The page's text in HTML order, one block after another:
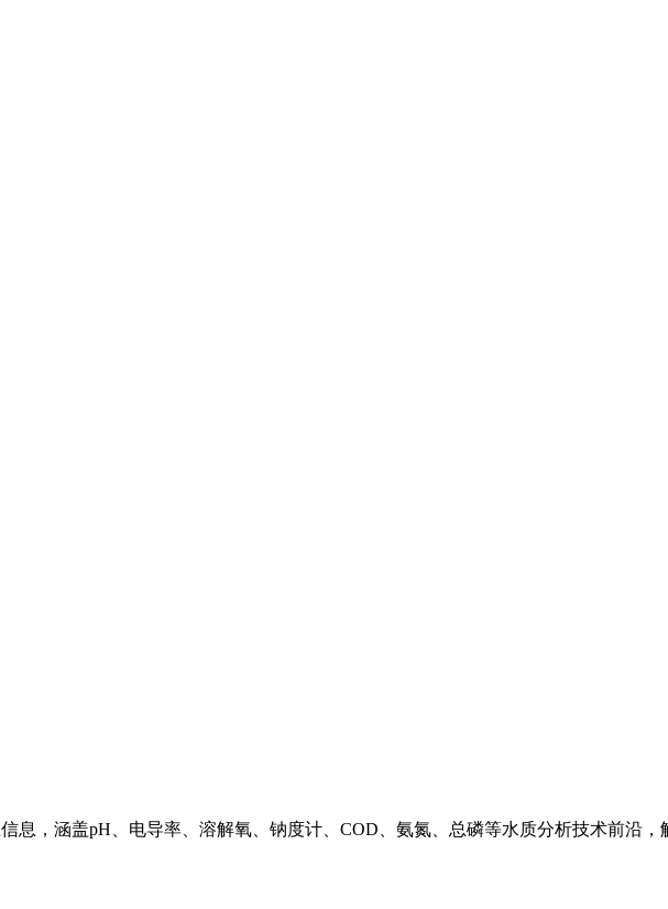
息，涵盖pH、电导率、溶解氧、钠度计、COD、氨氮、总磷等水质分析技术前沿